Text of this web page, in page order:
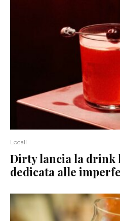
Locali
Dirty lancia la drink
dedicata alle